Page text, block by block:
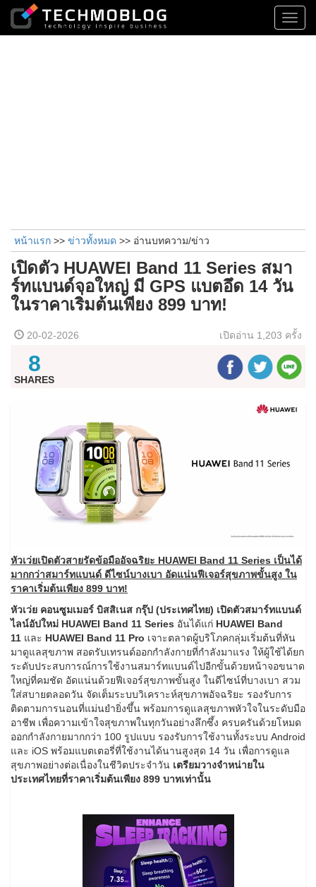
หน้าแรก >> ข่าวทั้งหมด >> อ่านบทความ/ข่าว
เปิดตัว HUAWEI Band 11 Series สมา
ร์ทแบนด์จอใหญ่ มี GPS แบตอึด 14 วัน
ในราคาเริ่มต้นเพียง 899 บาท!
20-02-2026 เปิดอ่าน 1,203 ครั้ง
8
SHARES
หัวเว่ยเปิดตัวสายรัดข้อมืออัจฉริยะ HUAWEI Band 11 Series เป็นได้
มากกว่าสมาร์ทแบนด์ ดีไซน์บางเบา อัดแน่นฟีเจอร์สุขภาพขั้นสูง ใน
ราคาเริ่มต้นเพียง 899 บาท!
หัวเว่ย คอนซูมเมอร์ บิสสิเนส กรุ๊ป (ประเทศไทย) เปิดตัวสมาร์ทแบนด์
ไลน์อัปใหม่ HUAWEI Band 11 Series อันได้แก่ HUAWEI Band
11 และ HUAWEI Band 11 Pro เจาะตลาดผู้บริโภคกลุ่มเริ่มต้นที่หัน
มาดูแลสุขภาพ สอดรับเทรนด์ออกกำลังกายที่กำลังมาแรง ให้ผู้ใช้ได้ยก
ระดับประสบการณ์การใช้งานสมาร์ทแบนด์ไปอีกขั้นด้วยหน้าจอขนาด
ใหญ่ที่คมชัด อัดแน่นด้วยฟีเจอร์สุขภาพขั้นสูง ในดีไซน์ที่บางเบา สวม
ใส่สบายตลอดวัน จัดเต็มระบบวิเคราะห์สุขภาพอัจฉริยะ รองรับการ
ติดตามการนอนที่แม่นยำยิ่งขึ้น พร้อมการดูแลสุขภาพหัวใจในระดับมือ
อาชีพ เพื่อความเข้าใจสุขภาพในทุกวันอย่างลึกซึ้ง ครบครันด้วยโหมด
ออกกำลังกายมากกว่า 100 รูปแบบ รองรับการใช้งานทั้งระบบ Android
และ iOS พร้อมแบตเตอรี่ที่ใช้งานได้นานสูงสุด 14 วัน เพื่อการดูแล
สุขภาพอย่างต่อเนื่องในชีวิตประจำวัน เตรียมวางจำหน่ายใน
ประเทศไทยที่ราคาเริ่มต้นเพียง 899 บาทเท่านั้น